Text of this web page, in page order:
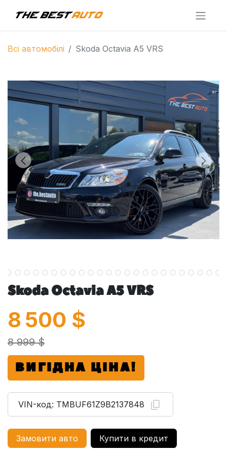
Всі автомобілі Skoda Octavia A5 VRS
Skoda Octavia A5 VRS
8 500 $
8 999 $
ВИГІДНА ЦІНА!
VIN-код: TMBUF61Z9B2137848
Замовити авто Купити в кредит